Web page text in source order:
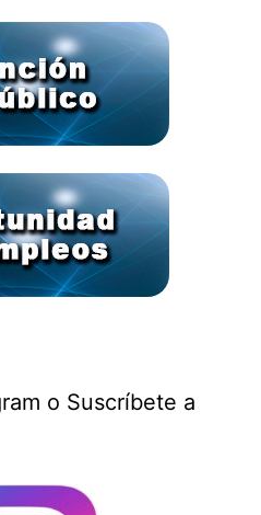
o Suscríbete a